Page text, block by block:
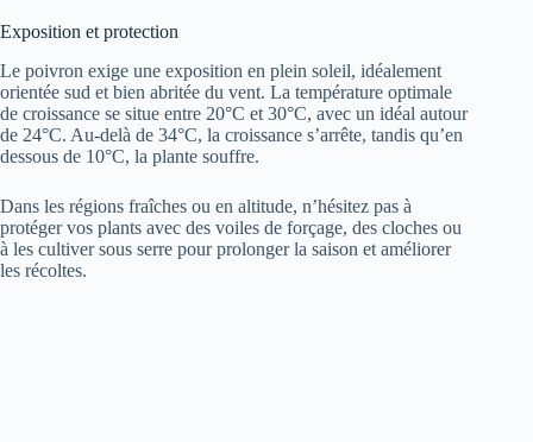
Exposition et protection
Le poivron exige une exposition en plein soleil, idéalement
orientée sud et bien abritée du vent. La température optimale
de croissance se situe entre 20°C et 30°C, avec un idéal autour
de 24°C. Au-delà de 34°C, la croissance s’arrête, tandis qu’en
dessous de 10°C, la plante souffre.
Dans les régions fraîches ou en altitude, n’hésitez pas à
protéger vos plants avec des voiles de forçage, des cloches ou
à les cultiver sous serre pour prolonger la saison et améliorer
les récoltes.